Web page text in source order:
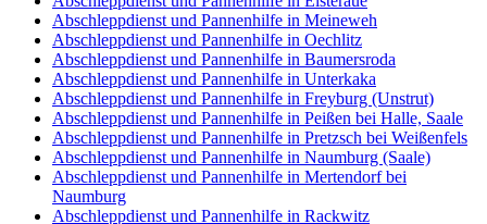
Abschleppdienst und Pannenhilfe in Meineweh
Abschleppdienst und Pannenhilfe in Oechlitz
Abschleppdienst und Pannenhilfe in Baumersroda
Abschleppdienst und Pannenhilfe in Unterkaka
Abschleppdienst und Pannenhilfe in Freyburg (Unstrut)
Abschleppdienst und Pannenhilfe in Peißen bei Halle, Saale
Abschleppdienst und Pannenhilfe in Pretzsch bei Weißenfels
Abschleppdienst und Pannenhilfe in Naumburg (Saale)
Abschleppdienst und Pannenhilfe in Mertendorf bei
Naumburg
Abschleppdienst und Pannenhilfe in Rackwitz